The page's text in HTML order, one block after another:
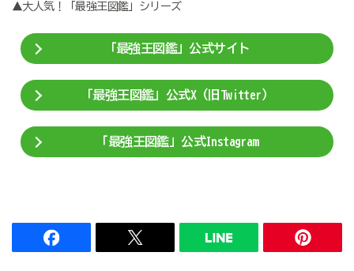
▲大人気！「最強王図鑑」シリーズ
「最強王図鑑」公式サイト
「最強王図鑑」公式X（旧Twitter）
「最強王図鑑」公式Instagram